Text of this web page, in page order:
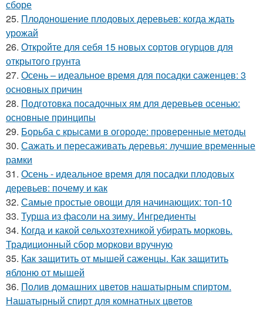
сборе
25. Плодоношение плодовых деревьев: когда ждать
урожай
26. Откройте для себя 15 новых сортов огурцов для
открытого грунта
27. Осень – идеальное время для посадки саженцев: 3
основных причин
28. Подготовка посадочных ям для деревьев осенью:
основные принципы
29. Борьба с крысами в огороде: проверенные методы
30. Сажать и пересаживать деревья: лучшие временные
рамки
31. Осень - идеальное время для посадки плодовых
деревьев: почему и как
32. Самые простые овощи для начинающих: топ-10
33. Турша из фасоли на зиму. Ингредиенты
34. Когда и какой сельхозтехникой убирать морковь.
Традиционный сбор моркови вручную
35. Как защитить от мышей саженцы. Как защитить
яблоню от мышей
36. Полив домашних цветов нашатырным спиртом.
Нашатырный спирт для комнатных цветов